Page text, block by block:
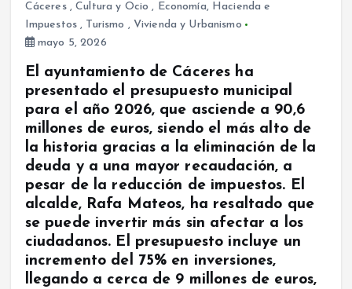
Cáceres,Cultura y Ocio , Economía, Hacienda e
Impuestos, Turismo , Vivienda y Urbanismo
mayo 5, 2026
El ayuntamiento de Cáceres ha
presentado el presupuesto municipal
para el año 2026, que asciende a 90,6
millones de euros, siendo el más alto de
la historia gracias a la eliminación de la
deuda y a una mayor recaudación, a
pesar de la reducción de impuestos. El
alcalde, Rafa Mateos, ha resaltado que
se puede invertir más sin afectar a los
ciudadanos. El presupuesto incluye un
incremento del 75% en inversiones,
llegando a cerca de 9 millones de euros,